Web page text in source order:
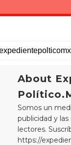
About
Somos un
publicidad y
lectores.
https://